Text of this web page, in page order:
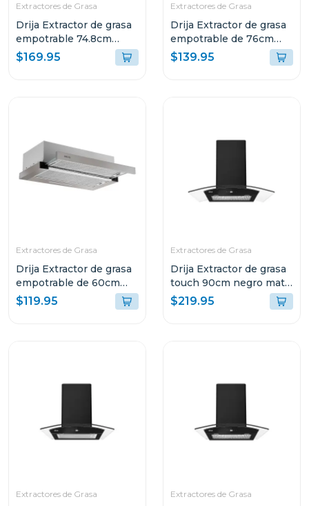
Extractores de Grasa
Drija Extractor de grasa
empotrable 74.8cm
acero inoxidable filtro
de acero y de carbón
$169.95
Extractores de Grasa
Drija Extractor de grasa
empotrable de 76cm
con filtro de acero
aluminio y de carbón
$139.95
Extractores de Grasa
Drija Extractor de grasa
empotrable de 60cm
con filtro de acero
aluminio y de carbón
$119.95
Extractores de Grasa
Drija Extractor de grasa
touch 90cm negro mate
prismatouch90
$219.95
Extractores de Grasa Extractores de Grasa